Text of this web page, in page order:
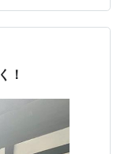
かつ定食 カツは
ポイント高いで
あるんで。 ロー
！